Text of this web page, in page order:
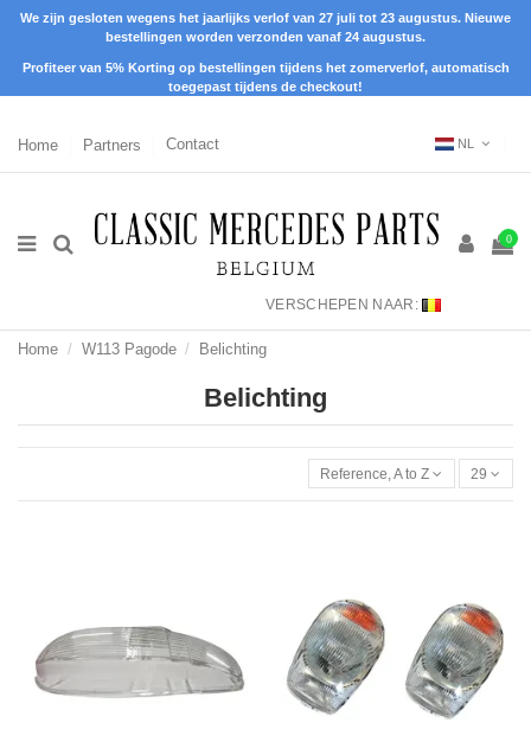
We zijn gesloten wegens het jaarlijks verlof van 27 juli tot 23 augustus. Nieuwe
bestellingen worden verzonden vanaf 24 augustus.
Profiteer van 5% Korting op bestellingen tijdens het zomerverlof, automatisch
toegepast tijdens de checkout!
Home Partners Contact NL
0
VERSCHEPEN NAAR:
Home W113 Pagode Belichting
Belichting
Reference, A to Z 29